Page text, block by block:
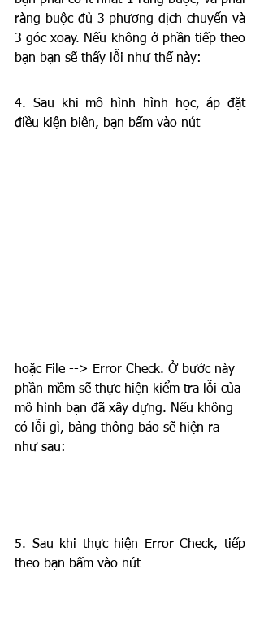
ràng buộc đủ 3 phương dịch chuyển và
3 góc xoay. Nếu không ở phần tiếp theo
bạn bạn sẽ thấy lỗi như thế này:
4. Sau khi mô hình hình học, áp đặt
điều kiện biên, bạn bấm vào nút
hoặc File --> Error Check. Ở bước này
phần mềm sẽ thực hiện kiểm tra lỗi của
mô hình bạn đã xây dựng. Nếu không
có lỗi gì, bảng thông báo sẽ hiện ra
như sau:
5. Sau khi thực hiện Error Check, tiếp
theo bạn bấm vào nút